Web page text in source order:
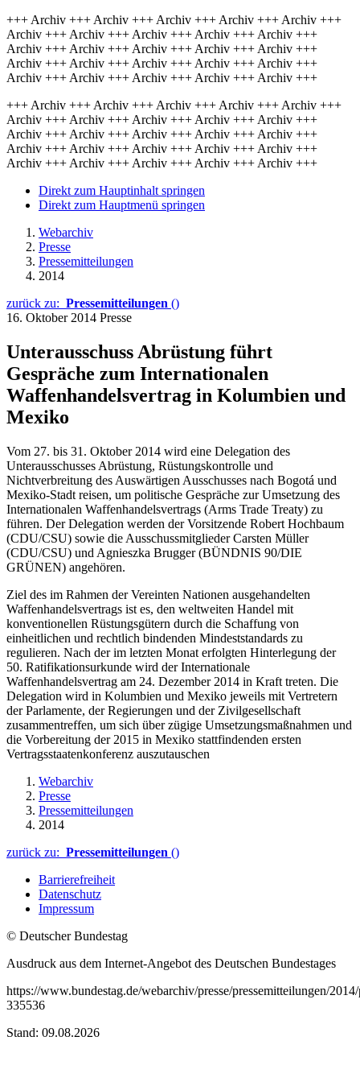
+++ Archiv +++ Archiv +++ Archiv +++ Archiv +++ Archiv +++
Archiv +++ Archiv +++ Archiv +++ Archiv +++ Archiv +++
Archiv +++ Archiv +++ Archiv +++ Archiv +++ Archiv +++
Archiv +++ Archiv +++ Archiv +++ Archiv +++ Archiv +++
Archiv +++ Archiv +++ Archiv +++ Archiv +++ Archiv +++
+++ Archiv +++ Archiv +++ Archiv +++ Archiv +++ Archiv +++
Archiv +++ Archiv +++ Archiv +++ Archiv +++ Archiv +++
Archiv +++ Archiv +++ Archiv +++ Archiv +++ Archiv +++
Archiv +++ Archiv +++ Archiv +++ Archiv +++ Archiv +++
Archiv +++ Archiv +++ Archiv +++ Archiv +++ Archiv +++
Direkt zum Hauptinhalt springen
Direkt zum Hauptmenü springen
Webarchiv
Presse
Pressemitteilungen
2014
zurück zu: Pressemitteilungen ()
16. Oktober 2014 Presse
Unterausschuss Abrüstung führt
Gespräche zum Internationalen
Waffenhandelsvertrag in Kolumbien und
Mexiko
Vom 27. bis 31. Oktober 2014 wird eine Delegation des
Unterausschusses Abrüstung, Rüstungskontrolle und
Nichtverbreitung des Auswärtigen Ausschusses nach Bogotá und
Mexiko-Stadt reisen, um politische Gespräche zur Umsetzung des
Internationalen Waffenhandelsvertrags (Arms Trade Treaty) zu
führen. Der Delegation werden der Vorsitzende Robert Hochbaum
(CDU/CSU) sowie die Ausschussmitglieder Carsten Müller
(CDU/CSU) und Agnieszka Brugger (BÜNDNIS 90/DIE
GRÜNEN) angehören.
Ziel des im Rahmen der Vereinten Nationen ausgehandelten
Waffenhandelsvertrags ist es, den weltweiten Handel mit
konventionellen Rüstungsgütern durch die Schaffung von
einheitlichen und rechtlich bindenden Mindeststandards zu
regulieren. Nach der im letzten Monat erfolgten Hinterlegung der
50. Ratifikationsurkunde wird der Internationale
Waffenhandelsvertrag am 24. Dezember 2014 in Kraft treten. Die
Delegation wird in Kolumbien und Mexiko jeweils mit Vertretern
der Parlamente, der Regierungen und der Zivilgesellschaft
zusammentreffen, um sich über zügige Umsetzungsmaßnahmen und
die Vorbereitung der 2015 in Mexiko stattfindenden ersten
Vertragsstaatenkonferenz auszutauschen
Webarchiv
Presse
Pressemitteilungen
2014
zurück zu: Pressemitteilungen ()
Barrierefreiheit
Datenschutz
Impressum
© Deutscher Bundestag
Ausdruck aus dem Internet-Angebot des Deutschen Bundestages
https://www.bundestag.de/webarchiv/presse/pressemitteilungen/
335536
Stand: 09.08.2026